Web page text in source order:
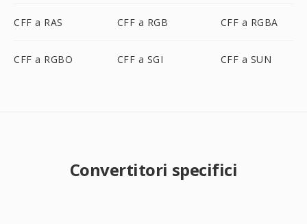
CFF a RAS CFF a RGB CFF a RGBA
CFF a RGBO CFF a SGI CFF a SUN
Convertitori specifici